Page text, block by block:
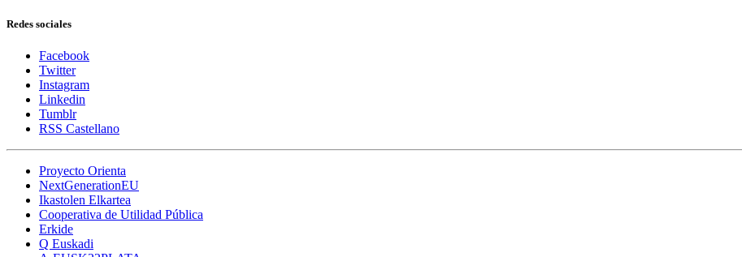
Redes sociales
Facebook
Twitter
Instagram
Linkedin
Tumblr
RSS Castellano
Proyecto Orienta
NextGenerationEU
Ikastolen Elkartea
Cooperativa de Utilidad Pública
Erkide
Q Euskadi